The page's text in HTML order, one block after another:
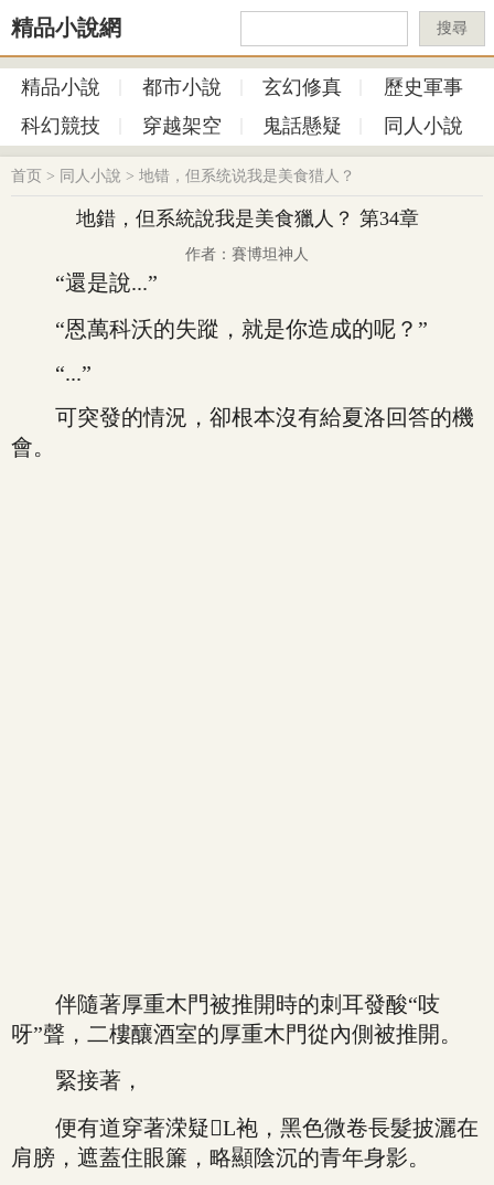
精品小說網 搜尋
精品小說 都市小說 玄幻修真
歷史軍事
科幻競技
穿越架空 鬼話懸疑 同人小說
首页 > 同人小說 > 地错，但系统说我是美食猎人？
地錯，但系統說我是美食獵人？ 第34章
作者：賽博坦神人
“還是說...”
“恩萬科沃的失蹤，就是你造成的呢？”
“...”
可突發的情況，卻根本沒有給夏洛回答的機
會。
伴隨著厚重木門被推開時的刺耳發酸“吱
呀”聲，二樓釀酒室的厚重木門從內側被推開。
緊接著，
便有道穿著溁疑L袍，黑色微卷長髮披灑在
肩膀，遮蓋住眼簾，略顯陰沉的青年身影。